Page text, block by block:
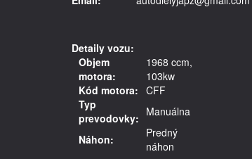
Detaily vozu:
Objem
motora:
1968 ccm,
103kw
Kód motora: CFF
Typ
prevodovky: Manuálna
Náhon:
Predný
náhon